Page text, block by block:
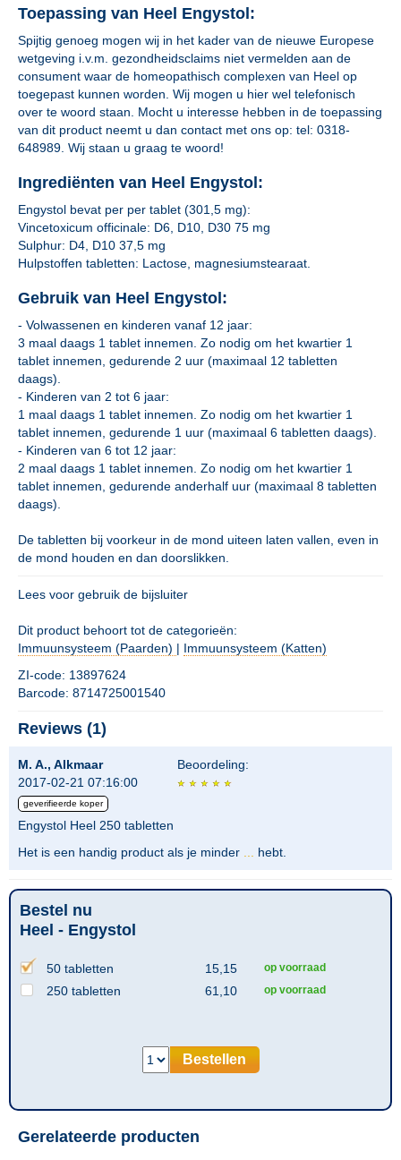
Toepassing van Heel Engystol:
Spijtig genoeg mogen wij in het kader van de nieuwe Europese
wetgeving i.v.m. gezondheidsclaims niet vermelden aan de
consument waar de homeopathisch complexen van Heel op
toegepast kunnen worden. Wij mogen u hier wel telefonisch
over te woord staan. Mocht u interesse hebben in de toepassing
van dit product neemt u dan contact met ons op: tel: 0318-
648989. Wij staan u graag te woord!
Ingrediënten van Heel Engystol:
Engystol bevat per per tablet (301,5 mg):
Vincetoxicum officinale: D6, D10, D30 75 mg
Sulphur: D4, D10 37,5 mg
Hulpstoffen tabletten: Lactose, magnesiumstearaat.
Gebruik van Heel Engystol:
- Volwassenen en kinderen vanaf 12 jaar:
3 maal daags 1 tablet innemen. Zo nodig om het kwartier 1
tablet innemen, gedurende 2 uur (maximaal 12 tabletten
daags).
- Kinderen van 2 tot 6 jaar:
1 maal daags 1 tablet innemen. Zo nodig om het kwartier 1
tablet innemen, gedurende 1 uur (maximaal 6 tabletten daags).
- Kinderen van 6 tot 12 jaar:
2 maal daags 1 tablet innemen. Zo nodig om het kwartier 1
tablet innemen, gedurende anderhalf uur (maximaal 8 tabletten
daags).
De tabletten bij voorkeur in de mond uiteen laten vallen, even in
de mond houden en dan doorslikken.
Lees voor gebruik de bijsluiter
Dit product behoort tot de categorieën:
Immuunsysteem (Paarden) | Immuunsysteem (Katten)
ZI-code: 13897624
Barcode: 8714725001540
Reviews (1)
M. A., Alkmaar
2017-02-21 07:16:00
geverifieerde koper
Beoordeling:
Engystol Heel 250 tabletten
Het is een handig product als je minder
hebt.
Bestel nu
Heel - Engystol
50 tabletten 15,15 op voorraad
250 tabletten 61,10 op voorraad
Bestellen
Gerelateerde producten